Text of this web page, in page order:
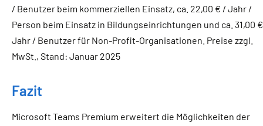
/ Benutzer beim kommerziellen Einsatz, ca. 22,00 € / Jahr /
Person beim Einsatz in Bildungseinrichtungen und ca. 31,00
Jahr / Benutzer für Non-Profit-Organisationen. Preise zzgl.
MwSt., Stand: Januar 2025
Fazit
Microsoft Teams Premium erweitert die Möglichkeiten der